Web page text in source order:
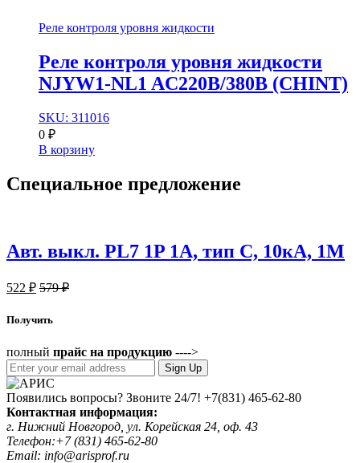
Реле контроля уровня жидкости
Реле контроля уровня жидкости
NJYW1-NL1 AC220В/380В (CHINT)
SKU: 311016
0 ₽
В корзину
Специальное предложение
Авт. выкл. PL7 1P 1А, тип С, 10кА, 1М
522 ₽ 579₽
Получить
полный прайс на продукцию ---->
Sign Up
Появились вопросы? Звоните 24/7! +7(831) 465-62-80
Контактная информация:
г. Нижний Новгород, ул. Корейская 24, оф. 43
Телефон:+7 (831) 465-62-80
Email: info@arisprof.ru